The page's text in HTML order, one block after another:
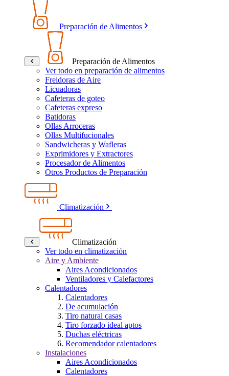
Preparación de Alimentos
Preparación de Alimentos
Ver todo en preparación de alimentos
Freidoras de Aire
Licuadoras
Cafeteras de goteo
Cafeteras expreso
Batidoras
Ollas Arroceras
Ollas Multifucionales
Sandwicheras y Wafleras
Exprimidores y Extractores
Procesador de Alimentos
Otros Productos de Preparación
Climatización
Climatización
Ver todo en climatización
Aire y Ambiente
Aires Acondicionados
Ventiladores y Calefactores
Calentadores
Calentadores
De acumulación
Tiro natural casas
Tiro forzado ideal aptos
Duchas eléctricas
Recomendador calentadores
Instalaciones
Aires Acondicionados
Calentadores